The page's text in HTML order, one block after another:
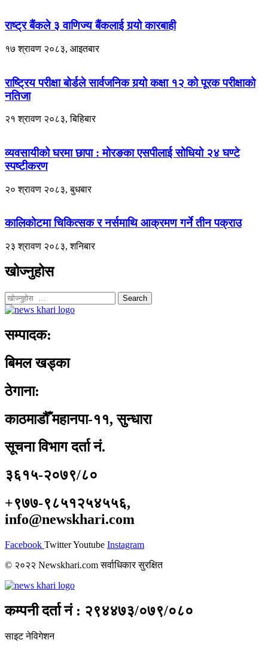
राष्ट्र बैंकले ३ वाणिज्य बैंकलाई गर्‍यो कारबाही
१७ श्रावण २०८३, आइतबार
राष्ट्रिय परीक्षा बोर्डले सार्वजनिक गर्‍यो कक्षा १२ को पूरक परीक्षाको
नतिजा
२१ श्रावण २०८३, बिहिबार
व्यवसायीको घरमा छापा : मोरङका एसपीलाई सोधियो २४ घण्टे
स्पष्टीकरण
२० श्रावण २०८३, बुधबार
कालिकोटमा चिकित्सक र नर्समाथि आक्रमण गर्ने तीन पक्राउ
२३ श्रावण २०८३, शनिबार
खोज्नुहोस
Search
सम्पादक:
बिमल खड्का
ठेगाना:
काठमाडौँ महानपा-११, सुन्धारा
सूचना विभाग दर्ता नं.
३६१५-२०७९/८०
+९७७-९८५१२५४५५६,
info@newskhari.com
Facebook TwitterYoutube Instagram
© २०२२ Newskhari.com सर्वाधिकार सुरक्षित
कम्पनी दर्ता नं : २९४४७३/०७९/०८०
साइट नेविगेशन